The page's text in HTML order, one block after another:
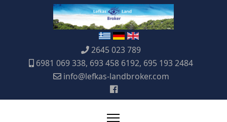
2645 023 789
6981 069 338, 693 458 6192, 695 193 2484
info@lefkas-landbroker.com